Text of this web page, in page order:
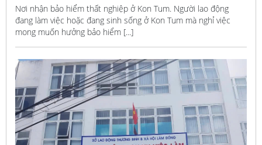
Nơi nhận bảo hiểm thất nghiệp ở Kon Tum. Người lao động
đang làm việc hoặc đang sinh sống ở Kon Tum mà nghỉ việc
mong muốn hưởng bảo hiểm [...]